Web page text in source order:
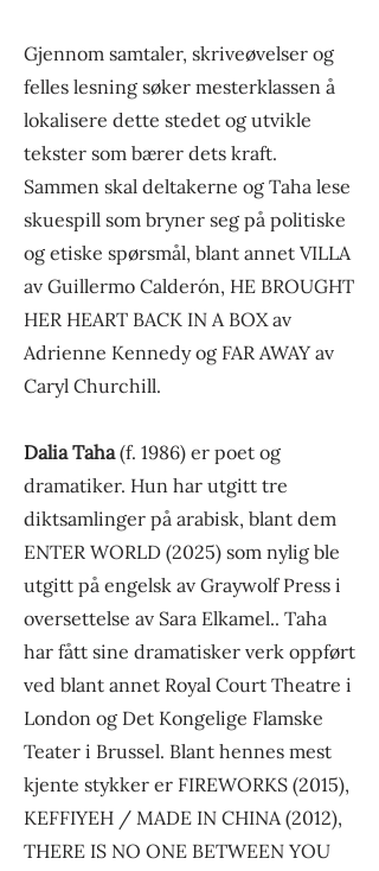
Gjennom samtaler, skriveøvelser og
felles lesning søker mesterklassen å
lokalisere dette stedet og utvikle
tekster som bærer dets kraft.
Sammen skal deltakerne og Taha lese
skuespill som bryner seg på politiske
og etiske spørsmål, blant annet VILLA
av Guillermo Calderón, HE BROUGHT
HER HEART BACK IN A BOX av
Adrienne Kennedy og FAR AWAY av
Caryl Churchill.
Dalia Taha(f. 1986) er poet og
dramatiker. Hun har utgitt tre
diktsamlinger på arabisk, blant dem
ENTER WORLD (2025) som nylig ble
utgitt på engelsk av Graywolf Press i
oversettelse av Sara Elkamel.. Taha
har fått sine dramatisker verk oppført
ved blant annet Royal Court Theatre i
London og Det Kongelige Flamske
Teater i Brussel. Blant hennes mest
kjente stykker er FIREWORKS (2015),
KEFFIYEH / MADE IN CHINA (2012),
THERE IS NO ONE BETWEEN YOU